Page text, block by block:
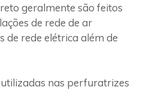
geralmente são feitos
de rede de ar
de rede elétrica além de
nas perfuratrizes